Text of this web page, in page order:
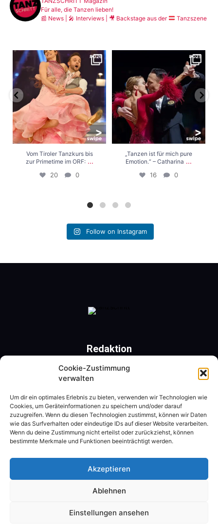
Cookie-Zustimmung
verwalten
Um dir ein optimales Erlebnis zu bieten, verwenden wir Technologien wie
Cookies, um Geräteinformationen zu speichern und/oder darauf
zuzugreifen. Wenn du diesen Technologien zustimmst, können wir Daten
wie das Surfverhalten oder eindeutige IDs auf dieser Website verarbeiten.
Wenn du deine Zustimmung nicht erteilst oder zurückziehst, können
bestimmte Merkmale und Funktionen beeinträchtigt werden.
Akzeptieren
Ablehnen
Einstellungen ansehen
Für alle, die Tanzen lieben!
📰 News | 🎤 Interviews | 🎥 Backstage aus der Tanzszene
Vom Tiroler Tanzkurs bis zur
Primetime im ORF:
20 0
Vom Tiroler Tanzkurs bis
zur Primetime im ORF: ...
20 0
„Tanzen ist für mich pure
Emotion.“ – Catharina...
16 0
„Tanzen ist für mich pure
Emotion.“ – Catharina ...
16 0
Follow on Instagram
Redaktion
Römerweg 41 | 9201 Krumpendorf am Wörthersee
Mobil: +43 650 31 22 477 | Tel.: +43 4229 40 261
ZVR-Nr.: 311525795
Kontaktieren Sie uns:redaktion@tanzschritt.at
Folgen Sie uns